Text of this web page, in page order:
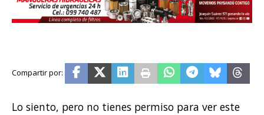
Lo siento, pero no tienes permiso para ver este